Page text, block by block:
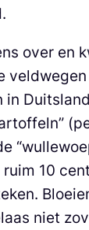
over en
in
10
niet